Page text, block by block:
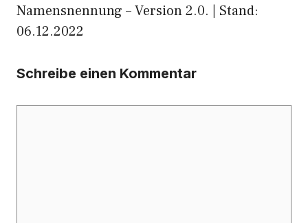
Namensnennung – Version 2.0. | Stand:
06.12.2022
Schreibe einen Kommentar